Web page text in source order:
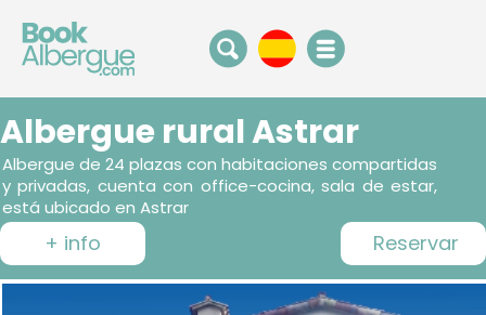
Albergue rural Astrar
Albergue de 24 plazas con habitaciones compartidas
y privadas, cuenta con office-cocina, sala de estar,
está ubicado en Astrar
+ info Reservar